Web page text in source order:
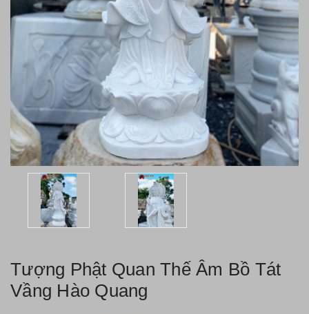
Tượng Phật Quan Thế Âm Bồ Tát
Vầng Hào Quang